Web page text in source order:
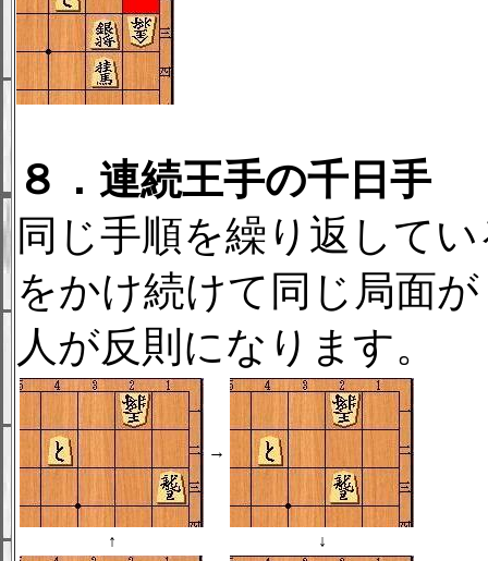
８．連続王手の千日手
同じ手順を繰り返して
をかけ続けて同じ局面
人が反則になります。
→
↑ ↓